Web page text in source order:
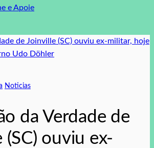
e Apoie
Noticias
da Verdade de
(SC) ouviu ex-